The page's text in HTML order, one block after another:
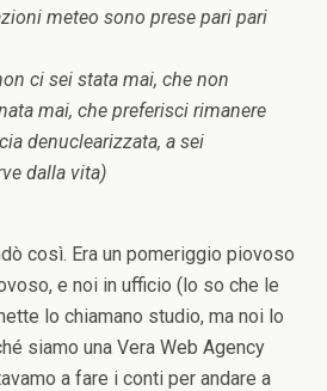
meteo sono prese pari pari
ci sei stata mai, che non
mai, che preferisci rimanere
denuclearizzata, a sei
dalla vita)
così. Era un pomeriggio piovoso
e noi in ufficio (lo so che le
lo chiamano studio, ma noi lo
siamo una Vera Web Agency
a fare i conti per andare a